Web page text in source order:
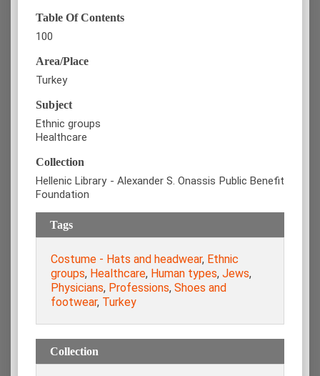
Table Of Contents
100
Area/Place
Turkey
Subject
Ethnic groups
Healthcare
Collection
Hellenic Library - Alexander S. Onassis Public Benefit
Foundation
Tags
Costume - Hats and headwear, Ethnic
groups, Healthcare, Human types, Jews,
Physicians, Professions, Shoes and
footwear, Turkey
Collection